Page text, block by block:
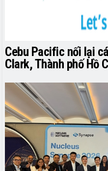
Cebu Pacific nối lại
Clark, Thành phố Hồ